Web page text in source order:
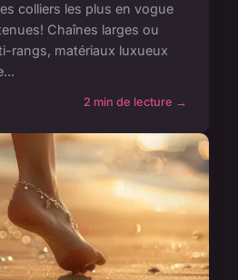
colliers les plus en vogue
Chaînes larges ou
rangs, matériaux luxueux
2 min de lecture →